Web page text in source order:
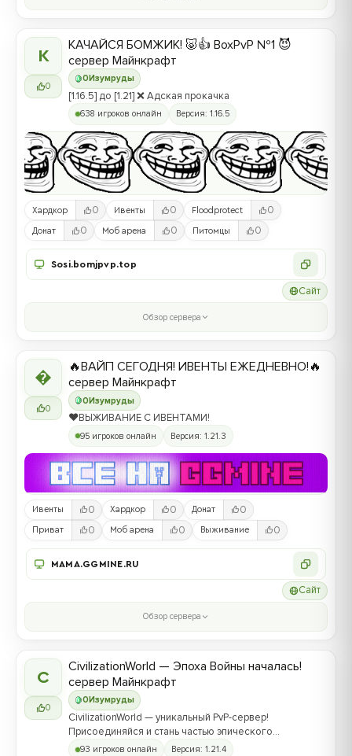
К
0
0 Изумруды
КАЧАЙСЯ БОМЖИК! 🐷👍 BoxPvP №1 😈
сервер Майнкрафт
[1.16.5] до [1.21] ❌ Адская прокачка
638 игроков онлайн Версия: 1.16.5
Хардкор 0 Ивенты 0 Floodprotect 0
Донат 0 Моб арена 0 Питомцы 0
Sosi.bomjpvp.top
Сайт
Обзор сервера

0
0Изумруды
🔥ВАЙП СЕГОДНЯ! ИВЕНТЫ ЕЖЕДНЕВНО!🔥
сервер Майнкрафт
❤️ВЫЖИВАНИЕ С ИВЕНТАМИ!
95 игроков онлайн Версия: 1.21.3
Ивенты 0 Хардкор 0 Донат 0
Приват 0 Моб арена 0 Выживание 0
MAMA.GGMINE.RU
Сайт
Обзор сервера
C
0
0 Изумруды
CivilizationWorld — Эпоха Войны началась!
сервер Майнкрафт
CivilizationWorld — уникальный PvP-сервер!
Присоединяйся и стань частью эпического
противостояния между Альвами и Йотунами!
93 игроков онлайн Версия: 1.21.4